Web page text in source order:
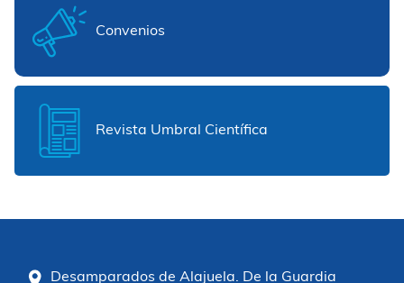
Convenios
Revista Umbral Científica
Desamparados de Alajuela. De la Guardia